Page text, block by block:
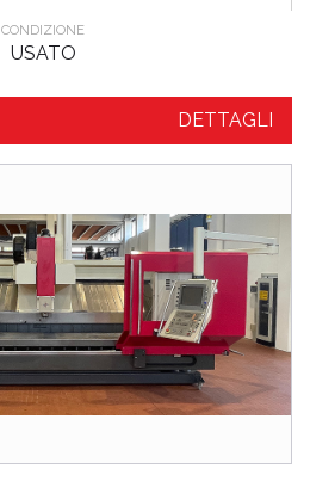
CONDIZIONE
USATO
DETTAGLI